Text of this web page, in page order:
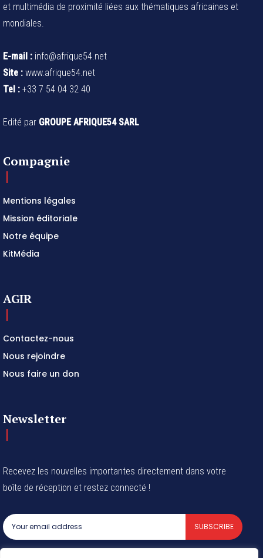
et multimédia de proximité liées aux thématiques africaines et
mondiales.
E-mail : info@afrique54.net
Site : www.afrique54.net
Tel : +33 7 54 04 32 40
Edité par GROUPE AFRIQUE54 SARL
Compagnie
Mentions légales
Mission éditoriale
Notre équipe
KitMédia
AGIR
Contactez-nous
Nous rejoindre
Nous faire un don
Newsletter
Recevez les nouvelles importantes directement dans votre
boîte de réception et restez connecté !
SUBSCRIBE